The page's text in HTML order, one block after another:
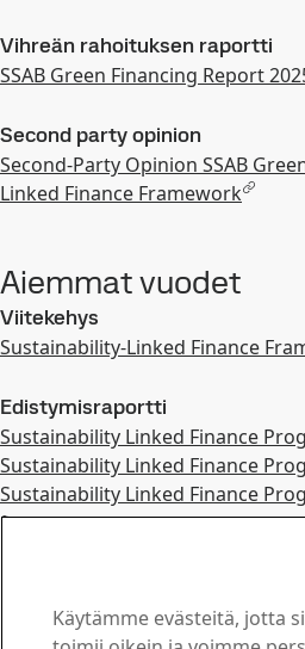
Vihreän rahoituksen raportti
SSAB Green Financing Report
Second party opinion
Second-Party Opinion SSAB
Linked Finance Framework
Aiemmat vuodet
Viitekehys
Sustainability-Linked Finance
Edistymisraportti
Sustainability Linked Finance
Sustainability Linked Finance
Sustainability Linked Finance
Sustainability-Linked Finance
Second-Party Opinion SLF
December 2023
Käytämme evästeitä, jotta